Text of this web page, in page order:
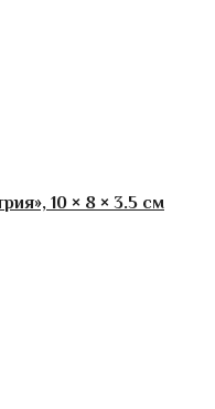
10 × 8 × 3.5 см